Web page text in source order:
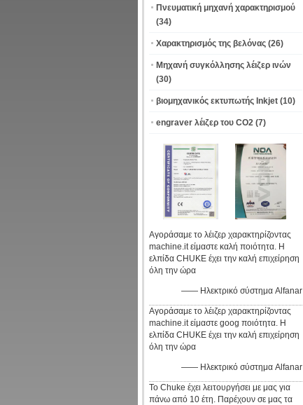
Πνευματική μηχανή χαρακτηρισμού
(34)
Χαρακτηρισμός της βελόνας (26)
Μηχανή συγκόλλησης λέιζερ ινών
(30)
βιομηχανικός εκτυπωτής Inkjet (10)
engraver λέιζερ του CO2 (7)
Αγοράσαμε το λέιζερ χαρακτηρίζοντας
machine.it είμαστε καλή ποιότητα. Η
ελπίδα CHUKE έχει την καλή επιχείρηση
όλη την ώρα
—— Ηλεκτρικό σύστημα Alfanar
Αγοράσαμε το λέιζερ χαρακτηρίζοντας
machine.it είμαστε goog ποιότητα. Η
ελπίδα CHUKE έχει την καλή επιχείρηση
όλη την ώρα
—— Ηλεκτρικό σύστημα Alfanar
Το Chuke έχει λειτουργήσει με μας για
πάνω από 10 έτη. Παρέχουν σε μας τα